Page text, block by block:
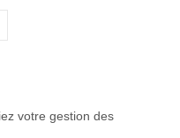
votre gestion des